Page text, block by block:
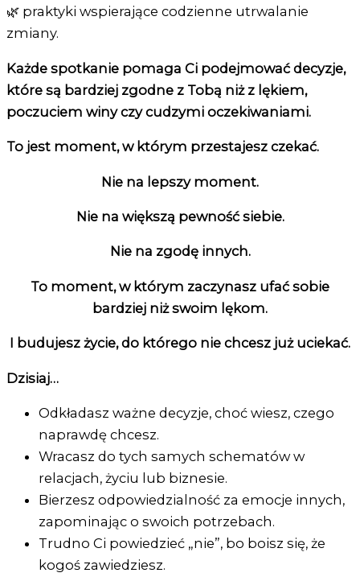
🌿 praktyki wspierające codzienne utrwalanie
zmiany.
Każde spotkanie pomaga Ci podejmować decyzje,
które są bardziej zgodne z Tobą niż z lękiem,
poczuciem winy czy cudzymi oczekiwaniami.
To jest moment, w którym przestajesz czekać.
Nie na lepszy moment.
Nie na większą pewność siebie.
Nie na zgodę innych.
To moment, w którym zaczynasz ufać sobie
bardziej niż swoim lękom.
I budujesz życie, do którego nie chcesz już uciekać.
Dzisiaj…
Odkładasz ważne decyzje, choć wiesz, czego
naprawdę chcesz.
Wracasz do tych samych schematów w
relacjach, życiu lub biznesie.
Bierzesz odpowiedzialność za emocje innych,
zapominając o swoich potrzebach.
Trudno Ci powiedzieć „nie”, bo boisz się, że
kogoś zawiedziesz.